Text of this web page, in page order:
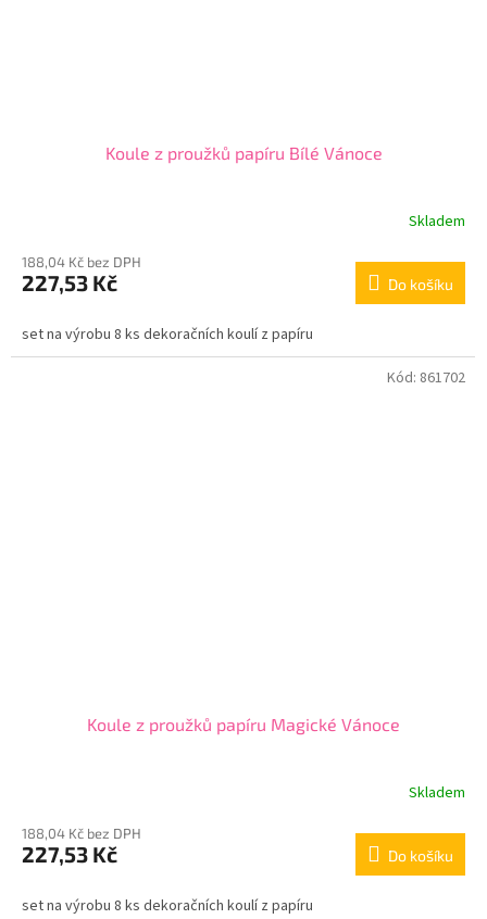
Koule z proužků papíru Bílé Vánoce
Skladem
188,04 Kč bez DPH
227,53 Kč Do košíku
set na výrobu 8 ks dekoračních koulí z papíru
Koule z proužků papíru Magické Vánoce
Skladem
188,04 Kč bez DPH
227,53 Kč Do košíku
set na výrobu 8 ks dekoračních koulí z papíru
Kód: 861702